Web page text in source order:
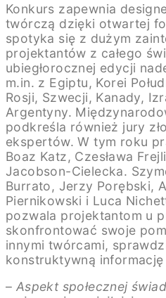
Konkurs zapewnia
twórczą dzięki otwartej
spotyka się z dużym
projektantów z całego
ubiegłorocznej edycji
m.in. z Egiptu, Korei
Rosji, Szwecji, Kanady,
Argentyny.
podkreśla również jury
ekspertów. W tym roku
Boaz Katz, Czesława
Jacobson-Cielecka.
Burrato, Jerzy Porębski,
Piernikowski i Luca
pozwala projektantom u
skonfrontować swoje
innymi twórcami,
konstruktywną
– Aspekt społecznej